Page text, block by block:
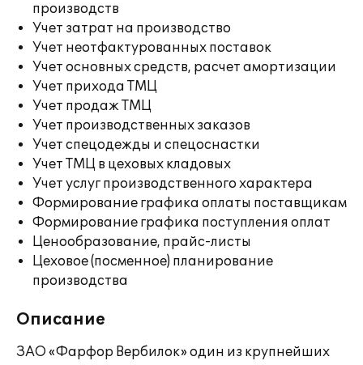
производств
Учет затрат на производство
Учет неотфактурованных поставок
Учет основных средств, расчет амортизации
Учет прихода ТМЦ
Учет продаж ТМЦ
Учет производственных заказов
Учет спецодежды и спецоснастки
Учет ТМЦ в цеховых кладовых
Учет услуг производственного характера
Формирование графика оплаты поставщикам
Формирование графика поступления оплат
Ценообразование, прайс-листы
Цеховое (посменное) планирование
производства
Описание
ЗАО «Фарфор Вербилок» один из крупнейших